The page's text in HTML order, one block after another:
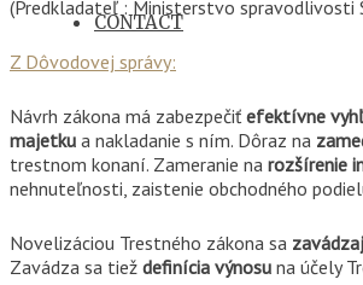
CONTACT
(Predkladateľ : Ministerstvo spravodlivosti
Z Dôvodovej správy:
Návrh zákona má zabezpečiť efektívne
majetku a nakladanie s ním. Dôraz na
trestnom konaní. Zameranie na rozšírenie
nehnuteľnosti, zaistenie obchodného
Novelizáciou Trestného zákona sa
Zavádza sa tiež definícia výnosu na účely